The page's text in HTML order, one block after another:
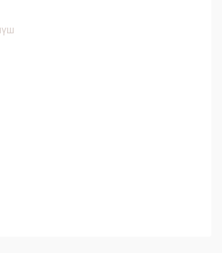
тийгизет. Авиалиниялардын